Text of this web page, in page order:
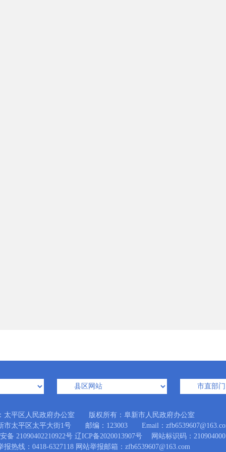
太平区人民政府办公室 版权所有：阜新市人民政府办公室
市太平区太平大街1号 邮编：123003 Email：
备 21090402210922号 辽ICP备2020013907号 网站标识码：
报热线：0418-6327118 网站举报邮箱：zfb6539607@163.com